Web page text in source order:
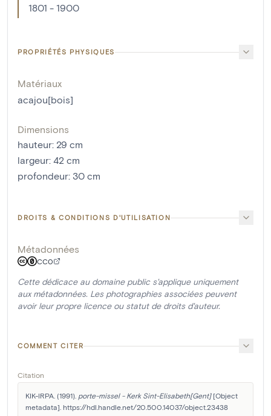
1801 - 1900
PROPRIÉTÉS PHYSIQUES
Matériaux
acajou[bois]
Dimensions
hauteur: 29 cm
largeur: 42 cm
profondeur: 30 cm
DROITS & CONDITIONS D'UTILISATION
Métadonnées
CC0
Cette dédicace au domaine public s'applique uniquement
aux métadonnées. Les photographies associées peuvent
avoir leur propre licence ou statut de droits d'auteur.
COMMENT CITER
Citation
KIK-IRPA. (1991). porte-missel - Kerk Sint-Elisabeth[Gent] [Object
metadata]. https://hdl.handle.net/20.500.14037/object.23438